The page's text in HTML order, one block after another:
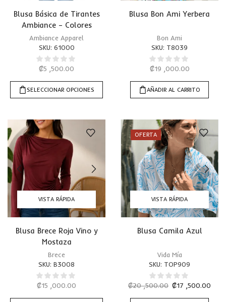
Blusa Básica de Tirantes
Ambiance – Colores
Ambiance Apparel
SKU: 61000
₡5 ,500.00
SELECCIONAR OPCIONES
Blusa Bon Ami Yerbera
Bon Ami
SKU: T8039
₡19 ,000.00
AÑADIR AL CARRITO
VISTA RÁPIDA
Blusa Brece Roja Vino y
Mostaza
Brece
SKU: B3008
₡15 ,000.00
OFERTA
VISTA RÁPIDA
Blusa Camila Azul
Vida Mía
SKU: TOP909
₡20 ,500.00 ₡17 ,500.00